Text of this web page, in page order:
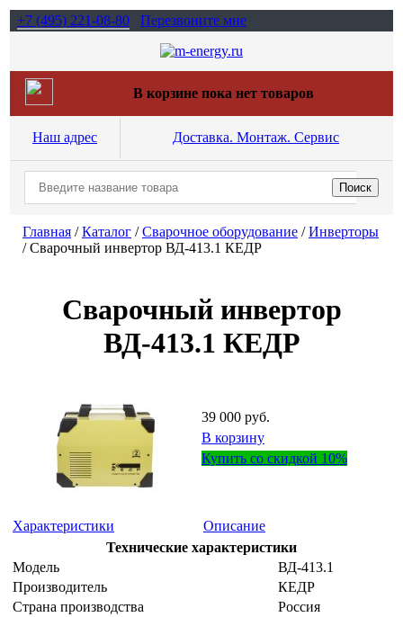
+7 (495) 221-08-80 Перезвоните мне
В корзине пока нет товаров
Наш адрес Доставка. Монтаж. Сервис
Главная /Каталог /Сварочное оборудование /Инверторы
/Сварочный инвертор ВД-413.1 КЕДР
Сварочный инвертор
ВД-413.1 КЕДР
39 000 руб.
В корзину
Купить со скидкой 10%
Характеристики
Описание
Технические характеристики
Модель
ВД-413.1
Производитель
КЕДР
Страна производства
Россия